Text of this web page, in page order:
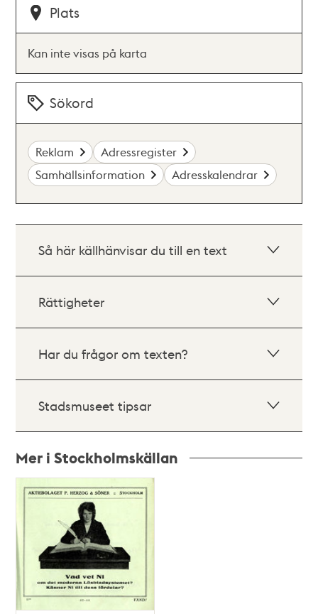
Plats
Kan inte visas på karta
Sökord
Reklam
Adressregister
Samhällsinformation
Adresskalendrar
Så här källhänvisar du till en text
Rättigheter
Har du frågor om texten?
Stadsmuseet tipsar
Mer i Stockholmskällan
Relaterade
poster
teman